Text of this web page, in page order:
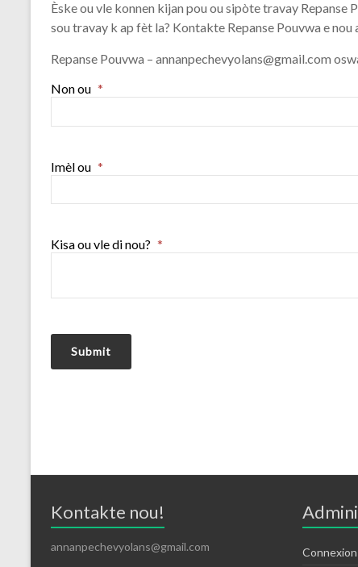
Èske ou vle konnen kijan pou ou sipòte travay
sou travay k ap fèt la? Kontakte Repanse Pouvwa e
Repanse Pouvwa – annanpechevyolans@gmail.com
Non ou *
Imèl ou *
Kisa ou vle di nou? *
Submit
Kontakte nou!
annanpechevyolans@gmail.com
Connexion